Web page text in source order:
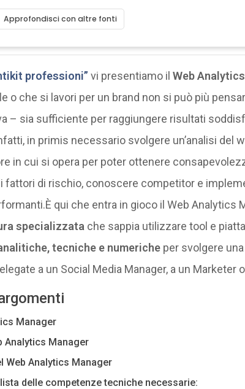
Approfondisci con altre fonti
professioni” vi presentiamo il Web
o che si lavori per un brand non si può più
– sia sufficiente per raggiungere risultati
in primis necessario svolgere un’analisi del
in cui si opera per poter ottenere
fattori di rischio, conoscere competitor e
qui che entra in gioco il Web Analytics
specializzata che sappia utilizzare tool e
tecniche e numericheper svolgere
a un Social Media Manager, a un Marketer
Manager
Analytics Manager
Web Analytics Manager
delle competenze tecniche necessarie: